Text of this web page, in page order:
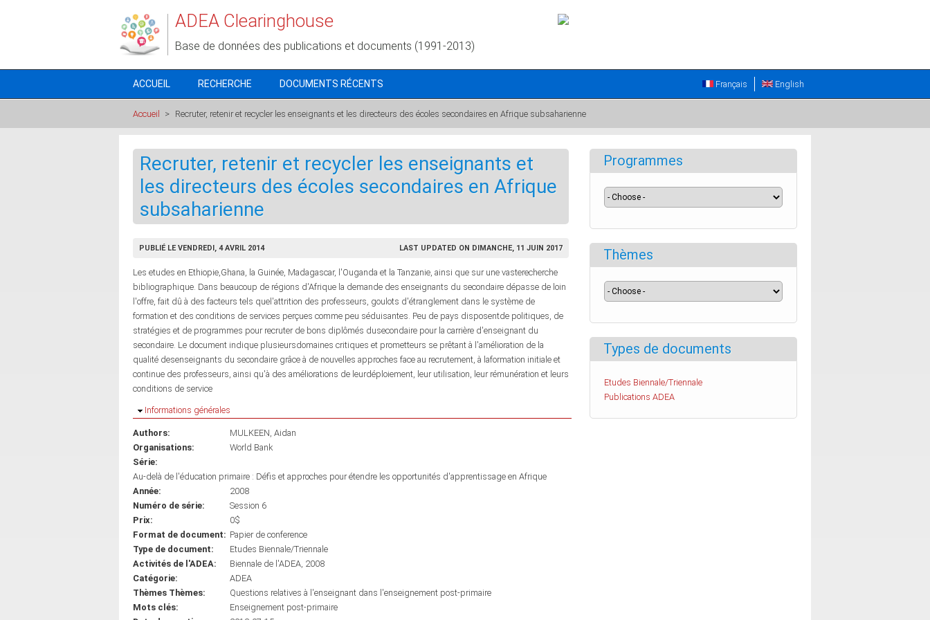
ADEA Clearinghouse
Base de données des publications et documents (1991-2013)
ACCUEIL RECHERCHE DOCUMENTS RÉCENTS English
Français
Accueil > Recruter, retenir et recycler les enseignants et les directeurs des écoles secondaires en Afrique subsaharienne
Recruter, retenir et recycler les enseignants et
les directeurs des écoles secondaires en Afrique
subsaharienne
PUBLIÉ LE VENDREDI, 4 AVRIL 2014 LAST UPDATED ON DIMANCHE, 11 JUIN 2017
Les etudes en Ethiopie,Ghana, la Guinée, Madagascar, l'Ouganda et la Tanzanie, ainsi que sur une vasterecherche
bibliographique. Dans beaucoup de régions d'Afrique la demande des enseignants du secondaire dépasse de loin
l'offre, fait dû à des facteurs tels quel'attrition des professeurs, goulots d'étranglement dans le système de
formation et des conditions de services perçues comme peu séduisantes. Peu de pays disposentde politiques, de
stratégies et de programmes pour recruter de bons diplômés dusecondaire pour la carrière d'enseignant du
secondaire. Le document indique plusieursdomaines critiques et prometteurs se prêtant à l'amélioration de la
qualité desenseignants du secondaire grâce à de nouvelles approches face au recrutement, à laformation initiale et
continue des professeurs, ainsi qu'à des améliorations de leurdéploiement, leur utilisation, leur rémunération et leurs
conditions de service
Masquer
Informations générales
Authors:
MULKEEN, Aidan
Organisations:
World Bank
Série:
Au-delà de l'éducation primaire : Défis et approches pour étendre les opportunités d'apprentissage en Afrique
Année:
2008
Numéro de série:
Session 6
Prix:
0$
Format de document: Papier de conference
Type de document:
Etudes Biennale/Triennale
Activités de l'ADEA:
Biennale de l'ADEA, 2008
Catégorie:
ADEA
Thèmes Thèmes:
Questions relatives à l'enseignant dans l'enseignement post-primaire
Mots clés:
Enseignement post-primaire
Programmes
Thèmes
Types de documents
Etudes Biennale/Triennale
Publications ADEA